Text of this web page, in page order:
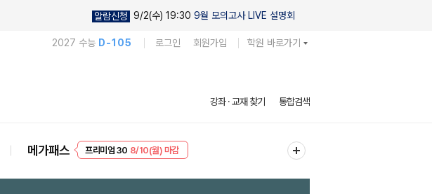
알람신청 9/2(수) 19:30 9월 모의고사 LIVE 설명회
2027 수능 D-105 로그인 회원가입 학원 바로가기
강좌 · 교재 찾기 통합검색
메가패스
EVENT 8/10(월) 마감